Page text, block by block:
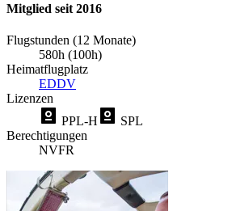
Mitglied seit 2016
Flugstunden (12 Monate)
580h (100h)
Heimatflugplatz
EDDV
Lizenzen
PPL-H
SPL
Berechtigungen
NVFR